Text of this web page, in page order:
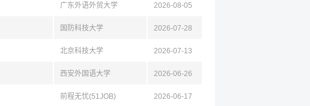
广东外语外贸大学 2026-08-05
国防科技大学 2026-07-28
北京科技大学 2026-07-13
西安外国语大学 2026-06-26
前程无忧(51JOB) 2026-06-17